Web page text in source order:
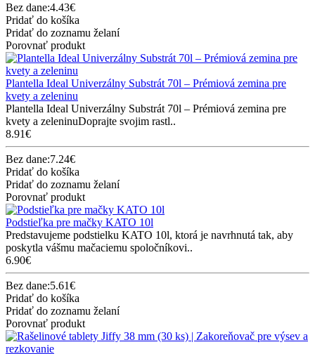
Bez dane:4.43€
Pridať do košíka
Pridať do zoznamu želaní
Porovnať produkt
Plantella Ideal Univerzálny Substrát 70l – Prémiová zemina pre
kvety a zeleninu
Plantella Ideal Univerzálny Substrát 70l – Prémiová zemina pre
kvety a zeleninuDoprajte svojim rastl..
8.91€
Bez dane:7.24€
Pridať do košíka
Pridať do zoznamu želaní
Porovnať produkt
Podstieľka pre mačky KATO 10l
Predstavujeme podstielku KATO 10l, ktorá je navrhnutá tak, aby
poskytla vášmu mačaciemu spoločníkovi..
6.90€
Bez dane:5.61€
Pridať do košíka
Pridať do zoznamu želaní
Porovnať produkt